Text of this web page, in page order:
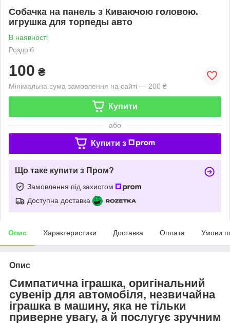
Собачка на панель з Киваючою головою.
игрушка для торпеды авто
В наявності
Роздріб
100 ₴
Мінімальна сума замовлення на сайті — 200 ₴
Купити
або
Купити з
Що таке купити з Пром?
Замовлення під захистом
Доступна доставка
Опис Характеристики Доставка Оплата Умови
Опис
Симпатична іграшка, оригінальний
сувенір для автомобіля, незвичайна
іграшка в машину, яка не тільки
приверне увагу, а й послугує зручним